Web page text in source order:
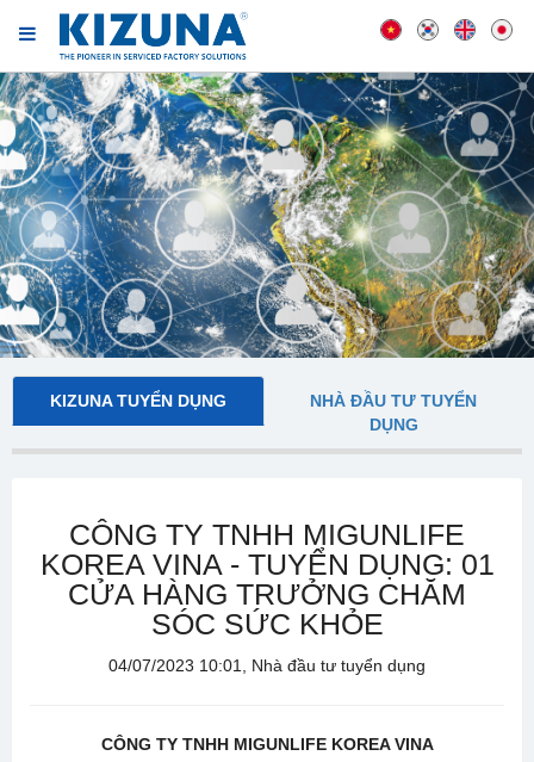
KIZUNA TUYỂN DỤNG
NHÀ ĐẦU TƯ TUYỂN
DỤNG
CÔNG TY TNHH MIGUNLIFE
KOREA VINA - TUYỂN DỤNG: 01
CỬA HÀNG TRƯỞNG CHĂM
SÓC SỨC KHỎE
04/07/2023 10:01, Nhà đầu tư tuyển dụng
CÔNG TY TNHH MIGUNLIFE KOREA VINA